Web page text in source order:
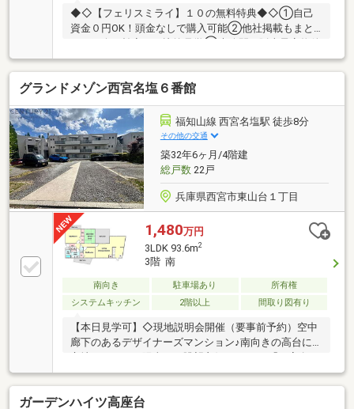
貼替:クロス・フローリング
◆◇【フェリスミライ】１０の無料特典◆◇①自己
資金０円OK！頭金なしで購入可能②他社掲載もまと
めて紹介！効率よく比較見学③未公開・販売予定物件
を優先案内④即日見学OK！気になる物件すぐ内覧⑤
価格交渉もお任せ！有利に購入を実現⑥住宅ローンの
不安をプロが丁寧に解決⑦税制優遇・控除申請までし
っかりサポート⑧引渡しまでフル同行で安心取引⑨
オンライン・現地・自宅相談すべて対応⑩ご入居後も
ずっと無料サポート■□■□今だけ限定！希少物件はすぐ
に成約となります。気になる物件はお早めにお問い合
わせください！未公開物件も多数ございます！■□■□今
すぐチェックしてください♪
グランドメゾン西宮名塩６番館
福知山線 西宮名塩駅 徒歩8分
その他の交通
築32年6ヶ月/4階建
総戸数22戸
兵庫県西宮市東山台１丁目
1,480万円
3LDK 93.6m2
3階 南
南向き 駐車場あり
所有権
システムキッチン
2階以上 間取り図有り
【本日見学可】◇現地説明会開催（要事前予約）空中
廊下のあるデザイナーズマンション♪南向きの高台に
塩」駅徒歩8分で通勤通学に便利な立地です。
ガーデンハイツ高座台